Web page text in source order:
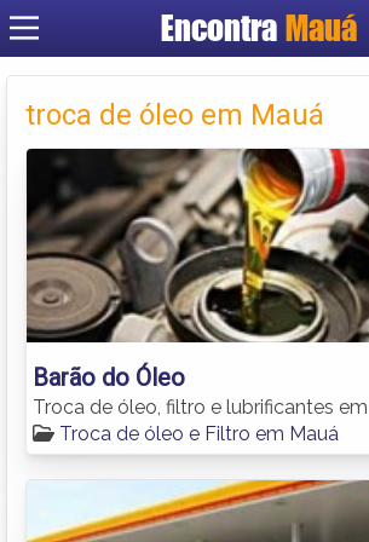
EncontraMauá
Criar conta
troca de óleo em Mauá
Barão do Óleo
Troca de óleo, filtro e lubrificantes
Troca de óleo e Filtro em Mauá